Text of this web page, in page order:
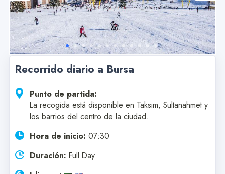
Recorrido diario a Bursa
Punto de partida:
La recogida está disponible en Taksim, Sultanahmet y
los barrios del centro de la ciudad.
Hora de inicio: 07:30
Duración: Full Day